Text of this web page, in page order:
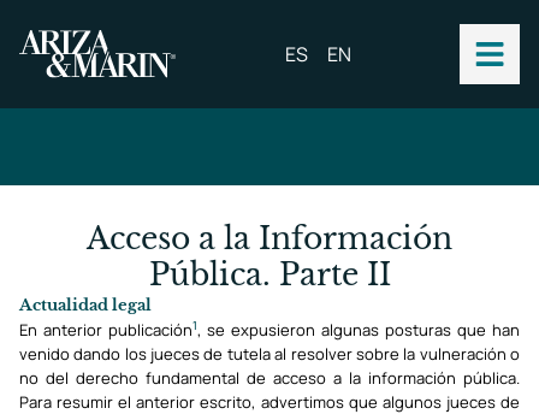
ES EN
Acceso a la Información
Pública. Parte II
Actualidad legal
En anterior publicación1, se expusieron algunas posturas que han
venido dando los jueces de tutela al resolver sobre la vulneración o
no del derecho fundamental de acceso a la información pública.
Para resumir el anterior escrito, advertimos que algunos jueces de